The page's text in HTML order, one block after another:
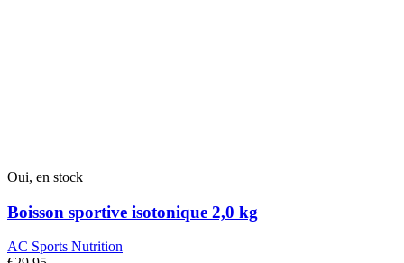
Oui, en stock
Boisson sportive isotonique 2,0 kg
AC Sports Nutrition